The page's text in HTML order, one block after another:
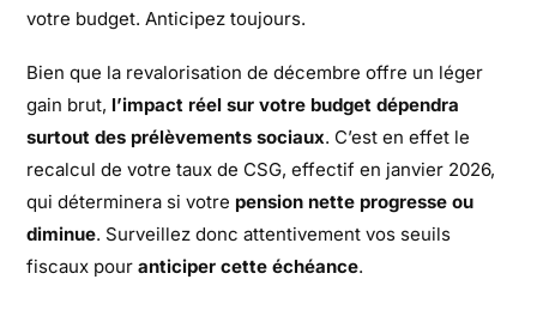
votre budget. Anticipez toujours.
Bien que la revalorisation de décembre offre un léger
gain brut, l’impact réel sur votre budget dépendra
surtout des prélèvements sociaux. C’est en effet le
recalcul de votre taux de CSG, effectif en janvier 2026,
qui déterminera si votre pension nette progresse ou
diminue. Surveillez donc attentivement vos seuils
fiscaux pouranticiper cette échéance.